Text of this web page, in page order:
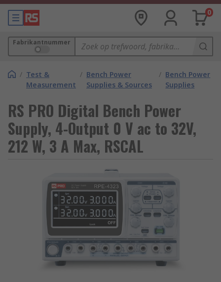
0
Fabrikantnummer
/ Test &
Measurement
/ Bench Power
Supplies & Sources
/ Bench Power
Supplies
RS PRO Digital Bench Power
Supply, 4-Output 0 V ac to 32V,
212 W, 3 A Max, RSCAL